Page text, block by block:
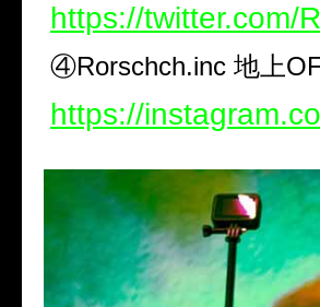
https://twitter.com/
④Rorschch.inc 地上
https://